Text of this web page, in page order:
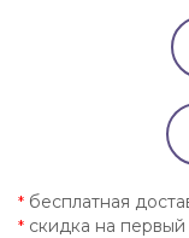
* бесплатная
* скидка на первый